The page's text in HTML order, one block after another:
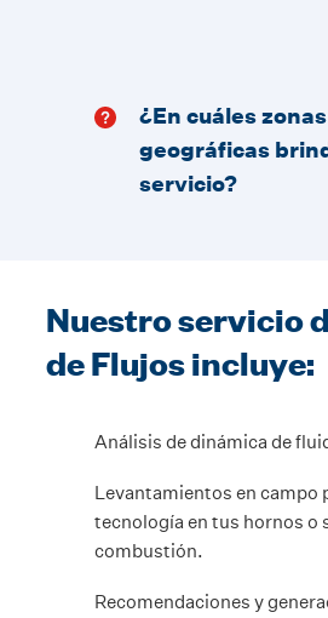
¿En cuáles zonas
geográficas
servicio?
Nuestro servicio
de Flujos incluye:
Análisis de dinámica de
Levantamientos en campo
tecnología en tus hornos o
combustión.
Recomendaciones y